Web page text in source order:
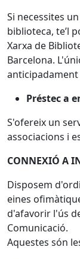
Si necessites
biblioteca, te’l
Xarxa de
Barcelona.
anticipadament
Préstec a
S'ofereix un
associacions i
CONNEXIÓ A
Disposem
eines
d'afavorir l'ús
Comunicació.
Aquestes són